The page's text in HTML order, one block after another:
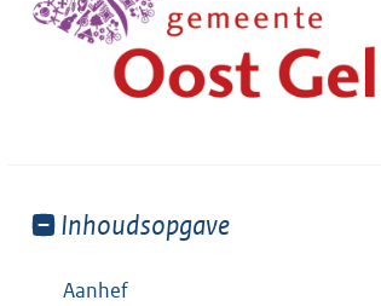
Toon
van:
Inhoudsopgave
Aanhef